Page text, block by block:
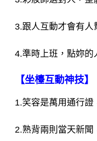
3.跟人互動才會有人
4.準時上班，點妳的
【坐檯互動神技】
1.笑容是萬用通行證
2.熟背兩則當天新聞